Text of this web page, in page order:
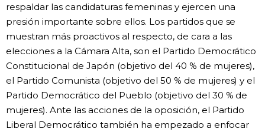
respaldar las candidaturas femeninas y ejercen una
presión importante sobre ellos. Los partidos que se
muestran más proactivos al respecto, de cara a las
elecciones a la Cámara Alta, son el Partido Democrático
Constitucional de Japón (objetivo del 40 % de mujeres),
el Partido Comunista (objetivo del 50 % de mujeres) y el
Partido Democrático del Pueblo (objetivo del 30 % de
mujeres). Ante las acciones de la oposición, el Partido
Liberal Democrático también ha empezado a enfocar